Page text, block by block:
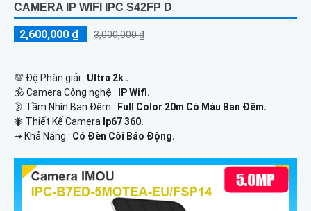
CAMERA IP WIFI IPC S42FP D
2,600,000 ₫ 3,000,000 ₫
💯 Độ Phân giải : Ultra 2k .
🕉️ Camera Công nghệ :
IP Wifi.
🌛 Tầm Nhìn Ban Đêm : Full Color 20m Có Màu Ban Đêm.
🐜 Thiết Kế Camera Ip67 360.
️⇝ Khả Năng : Có Đèn Còi Báo Động.